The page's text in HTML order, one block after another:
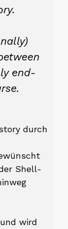
end-
durch
Shell-
wird